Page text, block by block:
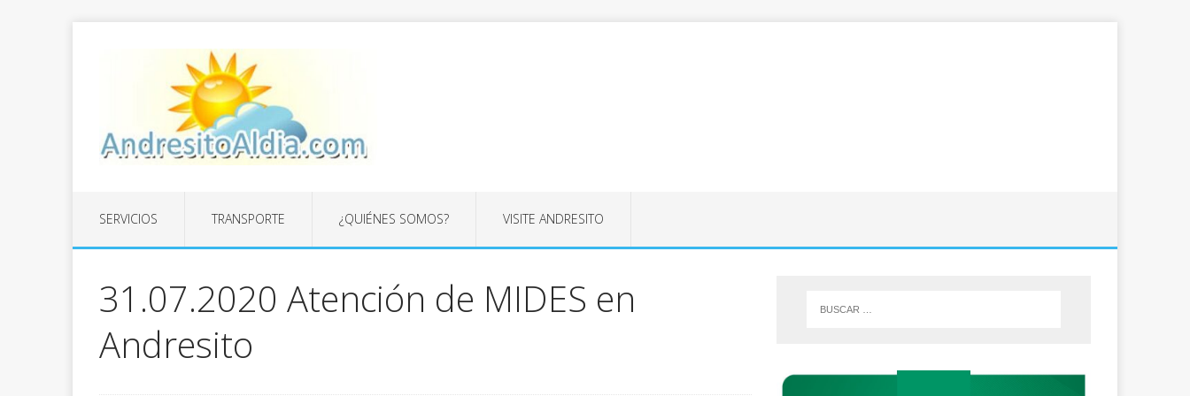
SERVICIOS TRANSPORTE ¿QUIÉNES SOMOS? VISITE ANDRESITO
31.07.2020 Atención de MIDES en
Andresito